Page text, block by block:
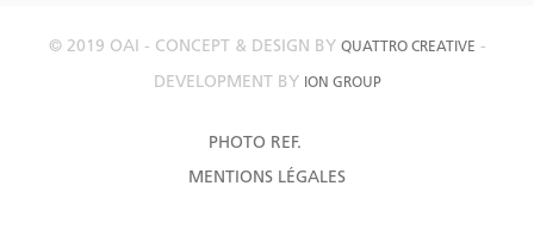
© 2019 OAI - CONCEPT & DESIGN BY QUATTRO CREATIVE -
DEVELOPMENT BY ION GROUP
PHOTO REF.
MENTIONS LÉGALES